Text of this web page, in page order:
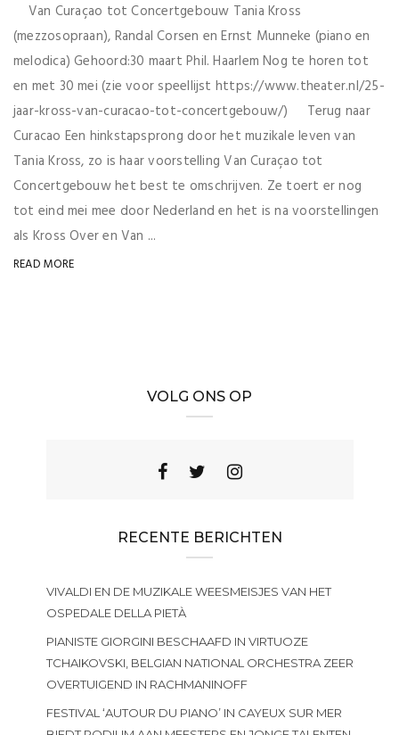
Van Curaçao tot Concertgebouw Tania Kross
(mezzosopraan), Randal Corsen en Ernst Munneke (piano en
melodica) Gehoord:30 maart Phil. Haarlem Nog te horen tot
en met 30 mei (zie voor speellijst https://www.theater.nl/25-
jaar-kross-van-curacao-tot-concertgebouw/) Terug naar
Curacao Een hinkstapsprong door het muzikale leven van
Tania Kross, zo is haar voorstelling Van Curaçao tot
Concertgebouw het best te omschrijven. Ze toert er nog
tot eind mei mee door Nederland en het is na voorstellingen
als Kross Over en Van ...
READ MORE
VOLG ONS OP
RECENTE BERICHTEN
VIVALDI EN DE MUZIKALE WEESMEISJES VAN HET
OSPEDALE DELLA PIETÀ
PIANISTE GIORGINI BESCHAAFD IN VIRTUOZE
TCHAIKOVSKI, BELGIAN NATIONAL ORCHESTRA ZEER
OVERTUIGEND IN RACHMANINOFF
FESTIVAL ‘AUTOUR DU PIANO’ IN CAYEUX SUR MER